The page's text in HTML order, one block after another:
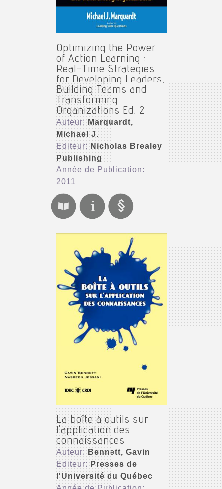
Optimizing the Power
of Action Learning :
Real-Time Strategies
for Developing Leaders,
Building Teams and
Transforming
Organizations Ed. 2
Auteur: Marquardt,
Michael J.
Editeur: Nicholas Brealey
Publishing
Année de Publication:
2011
La boîte à outils sur
l'application des
connaissances
Auteur: Bennett, Gavin
Editeur: Presses de
l'Université du Québec